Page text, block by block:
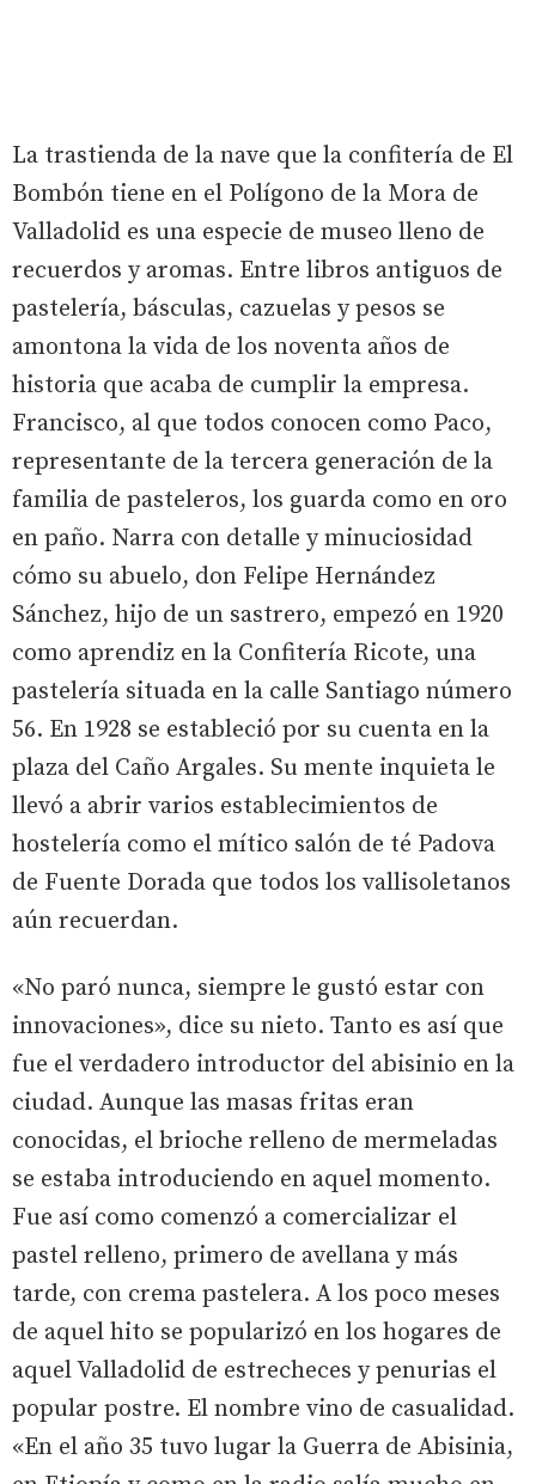
La trastienda de la nave que la confitería de El
Bombón tiene en el Polígono de la Mora de
Valladolid es una especie de museo lleno de
recuerdos y aromas. Entre libros antiguos de
pastelería, básculas, cazuelas y pesos se
amontona la vida de los noventa años de
historia que acaba de cumplir la empresa.
Francisco, al que todos conocen como Paco,
representante de la tercera generación de la
familia de pasteleros, los guarda como en oro
en paño. Narra con detalle y minuciosidad
cómo su abuelo, don Felipe Hernández
Sánchez, hijo de un sastrero, empezó en 1920
como aprendiz en la Confitería Ricote, una
pastelería situada en la calle Santiago número
56. En 1928 se estableció por su cuenta en la
plaza del Caño Argales. Su mente inquieta le
llevó a abrir varios establecimientos de
hostelería como el mítico salón de té Padova
de Fuente Dorada que todos los vallisoletanos
aún recuerdan.
«No paró nunca, siempre le gustó estar con
innovaciones», dice su nieto. Tanto es así que
fue el verdadero introductor del abisinio en la
ciudad. Aunque las masas fritas eran
conocidas, el brioche relleno de mermeladas
se estaba introduciendo en aquel momento.
Fue así como comenzó a comercializar el
pastel relleno, primero de avellana y más
tarde, con crema pastelera. A los poco meses
de aquel hito se popularizó en los hogares de
aquel Valladolid de estrecheces y penurias el
popular postre. El nombre vino de casualidad.
«En el año 35 tuvo lugar la Guerra de Abisinia,